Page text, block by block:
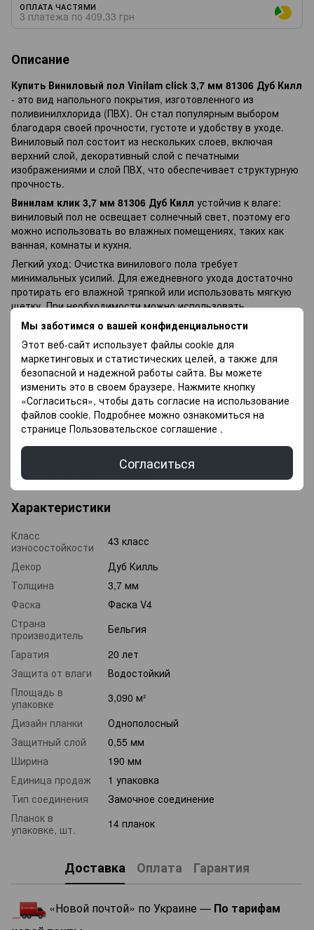
Мы заботимся о вашей конфиденциальности
Этот веб-сайт использует файлы cookie для
маркетинговых и статистических целей, а также для
безопасной и надежной работы сайта. Вы можете
изменить это в своем браузере. Нажмите кнопку
«Согласиться», чтобы дать согласие на использование
файлов cookie. Подробнее можно ознакомиться на
странице Пользовательское соглашение .
Согласиться
ОПЛАТА ЧАСТЯМИ
3 платежа по 409.33 грн
Описание
Купить Виниловый пол Vinilam click 3,7 мм 81306 Дуб Килл
- это вид напольного покрытия, изготовленного из
поливинилхлорида (ПВХ). Он стал популярным выбором
благодаря своей прочности, густоте и удобству в уходе.
Виниловый пол состоит из нескольких слоев, включая
верхний слой, декоративный слой с печатными
изображениями и слой ПВХ, что обеспечивает структурную
прочность.
Винилам клик 3,7 мм 81306 Дуб Килл устойчив к влаге:
виниловый пол не освещает солнечный свет, поэтому его
можно использовать во влажных помещениях, таких как
ванная, комнаты и кухня.
Легкий уход: Очистка винилового пола требует
минимальных усилий. Для ежедневного ухода достаточно
протирать его влажной тряпкой или использовать мягкую
щетку. При необходимости можно использовать
нейтральные моющие средства. Широкий выбор дизайнов:
Виниловый пол доступен во множестве декоративных
вариантов, имитирующих дерево, камень, плитку и другие
материалы. Это позволяет создать эстетичный
привлекательный интерьер.
Так же хотелось бы обратить внимание на другие
напольные покрытия, такие как Ламинат, Паркетная доска,
Террасная доска, Пробковый пол.
напольные покрытия, такие как
Пробковый пол .
Характеристики
Класс
износостойкости
43 класс
Декор
Дуб Килль
Толщина
3,7 мм
Фаска
Фаска V4
Страна
производитель
Бельгия
Гаратия
20 лет
Защита от влаги
Водостойкий
Площадь в
упаковке
3,090 м²
Дизайн планки
Однополосный
Защитный слой
0,55 мм
Ширина
190 мм
Единица продаж
1 упаковка
Тип соединения
Замочное соединение
Планок в
упаковке, шт.
14 планок
Доставка Оплата Гарантия
«Новой почтой» по Украине — По тарифам